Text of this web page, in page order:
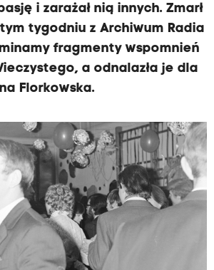
i zarażał nią innych. Zmarł
tym tygodniu z Archiwum Radia
fragmenty wspomnień
a odnalazła je dla
Florkowska.